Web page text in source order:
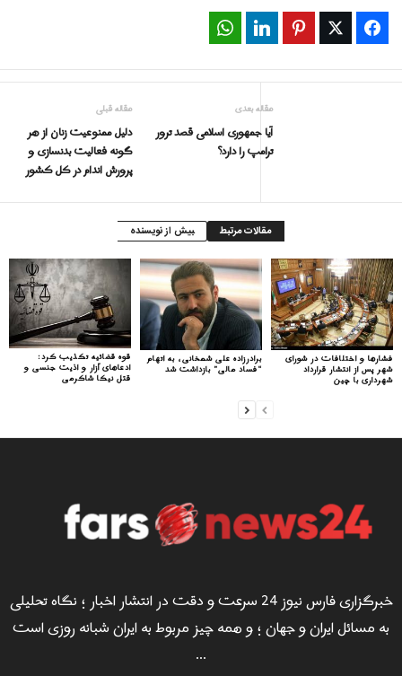
Facebook
Twitter
Pinterest
LinkedIn
مقاله قبلی
دلیل ممنوعیت زنان از هر
گونه فعالیت بدنسازی و
پرورش اندام در کل کشور
مقاله بعدی
آیا جمهوری اسلامی قصد ترور
ترامپ را دارد؟
مقالات مرتبط بیش از نویسنده
قوه قضائیه تکذیب کرد:
ادعاهای آزار و اذیت جنسی و
قتل نیکا شاکرمی
برادرزاده علی شمخانی، به اتهام
“فساد مالی” بازداشت شد
فشارها و اختلافات در شورای
شهر پس از انتشار قرارداد
شهرداری با چین
خبرگزاری فارس نیوز 24 سرعت و دقت در انتشار اخبار ؛ نگاه تحلیلی
به مسائل ایران و جهان ؛ و همه چیز مربوط به ایران شبانه روزی است
...